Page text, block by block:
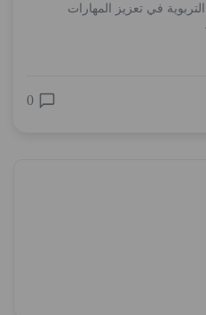
في تعزيز المهارات
0